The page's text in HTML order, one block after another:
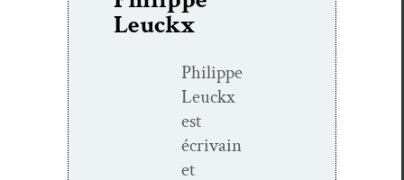
Leuckx
Philippe
Leuckx
est
écrivain
et